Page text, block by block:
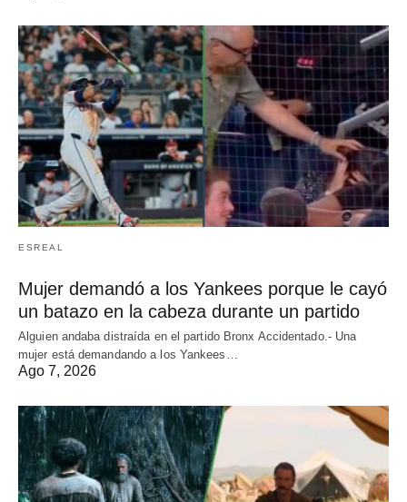
ESREAL
Mujer demandó a los Yankees porque le cayó
un batazo en la cabeza durante un partido
Alguien andaba distraída en el partido Bronx Accidentado.- Una
mujer está demandando a los Yankees…
Ago 7, 2026